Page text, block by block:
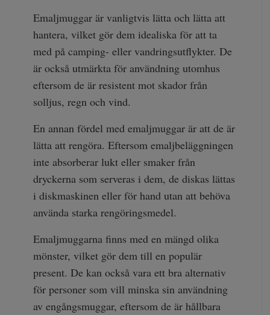
Emaljmuggar är vanligtvis lätta och lätta att
hantera, vilket gör dem idealiska för att ta
med på camping- eller vandringsutflykter. De
är också utmärkta för användning utomhus
eftersom de är resistent mot skador från
solljus, regn och vind.
En annan fördel med emaljmuggar är att de är
lätta att rengöra. Eftersom emaljbeläggningen
inte absorberar lukt eller smaker från
dryckerna som serveras i dem, de diskas lättas
i diskmaskinen eller för hand utan att behöva
använda starka rengöringsmedel.
Emaljmuggarna finns med en mängd olika
mönster, vilket gör dem till en populär
present. De kan också vara ett bra alternativ
för personer som vill minska sin användning
av engångsmuggar, eftersom de är hållbara